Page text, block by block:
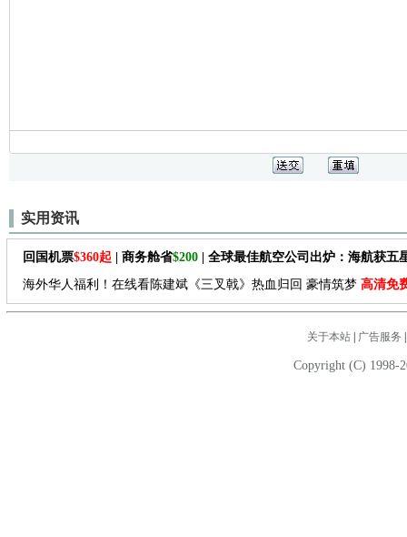
实用资讯
回国机票$360起 | 商务舱省$200 | 全球最佳航空公司出炉：海航获五
海外华人福利！在线看陈建斌《三叉戟》热血归回 豪情筑梦 高清免
关于本站| 广告服务
Copyright (C) 1998-